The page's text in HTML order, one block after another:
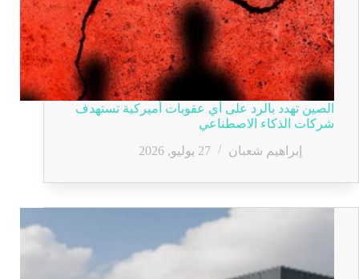
الصين تهدد بالرد على أي عقوبات أميركية تستهدف
شركات الذكاء الاصطناعي
إبراهيم شعبان
27 يوليو, 2026